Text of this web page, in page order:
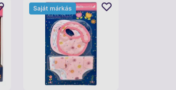
Saját márkás